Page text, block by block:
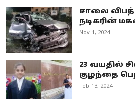
சாலை
நடிகரின்
Nov 1, 2024
23 வயதில்
குழந்தை
Feb 13, 2024